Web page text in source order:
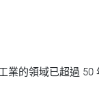
業的領域已超過